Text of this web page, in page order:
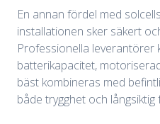
En annan fördel med
installationen sker säkert
Professionella leverantörer
batterikapacitet,
bäst kombineras med
både trygghet och långsiktig